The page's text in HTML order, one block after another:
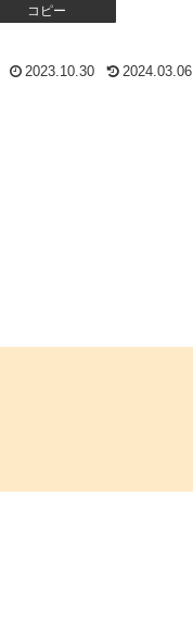
コピー
2023.10.30 2024.03.06